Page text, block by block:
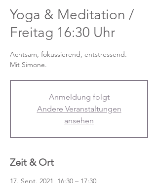
Yoga & Meditation /
Freitag 16:30 Uhr
Achtsam, fokussierend, entstressend.
Mit Simone.
Anmeldung folgt
Andere Veranstaltungen
ansehen
Zeit & Ort
17. Sept. 2021, 16:30 – 17:30